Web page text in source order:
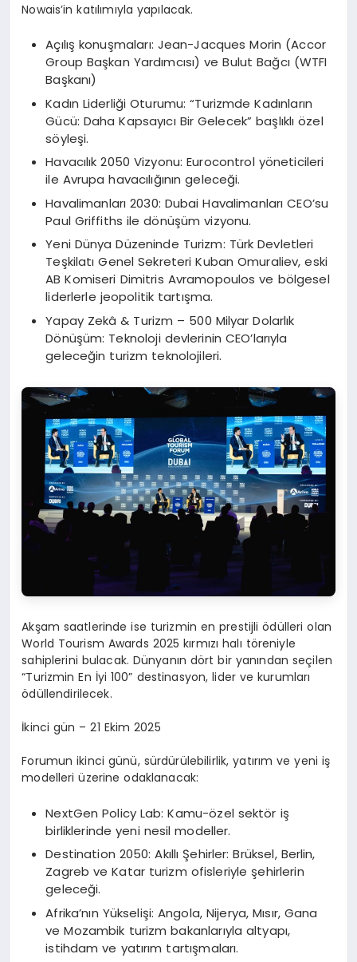
Nowais’in katılımıyla yapılacak.
Açılış konuşmaları: Jean-Jacques Morin (Accor
Group Başkan Yardımcısı) ve Bulut Bağcı (WTFI
Başkanı)
Kadın Liderliği Oturumu: “Turizmde Kadınların
Gücü: Daha Kapsayıcı Bir Gelecek” başlıklı özel
söyleşi.
Havacılık 2050 Vizyonu: Eurocontrol yöneticileri
ile Avrupa havacılığının geleceği.
Havalimanları 2030: Dubai Havalimanları CEO’su
Paul Griffiths ile dönüşüm vizyonu.
Yeni Dünya Düzeninde Turizm: Türk Devletleri
Teşkilatı Genel Sekreteri Kuban Omuraliev, eski
AB Komiseri Dimitris Avramopoulos ve bölgesel
liderlerle jeopolitik tartışma.
Yapay Zekâ & Turizm – 500 Milyar Dolarlık
Dönüşüm: Teknoloji devlerinin CEO’larıyla
geleceğin turizm teknolojileri.
Akşam saatlerinde ise turizmin en prestijli ödülleri olan
World Tourism Awards 2025 kırmızı halı töreniyle
sahiplerini bulacak. Dünyanın dört bir yanından seçilen
“Turizmin En İyi 100” destinasyon, lider ve kurumları
ödüllendirilecek.
İkinci gün – 21 Ekim 2025
Forumun ikinci günü, sürdürülebilirlik, yatırım ve yeni iş
modelleri üzerine odaklanacak:
NextGen Policy Lab: Kamu-özel sektör iş
birliklerinde yeni nesil modeller.
Destination 2050: Akıllı Şehirler: Brüksel, Berlin,
Zagreb ve Katar turizm ofisleriyle şehirlerin
geleceği.
Afrika’nın Yükselişi: Angola, Nijerya, Mısır, Gana
ve Mozambik turizm bakanlarıyla altyapı,
istihdam ve yatırım tartışmaları.